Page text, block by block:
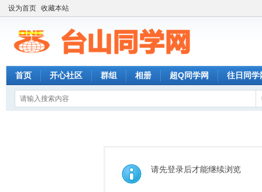
设为首页 收藏本站
首页 开心社区 群组 相册 超Q同学网 往日同学
请先登录后才能继续浏览